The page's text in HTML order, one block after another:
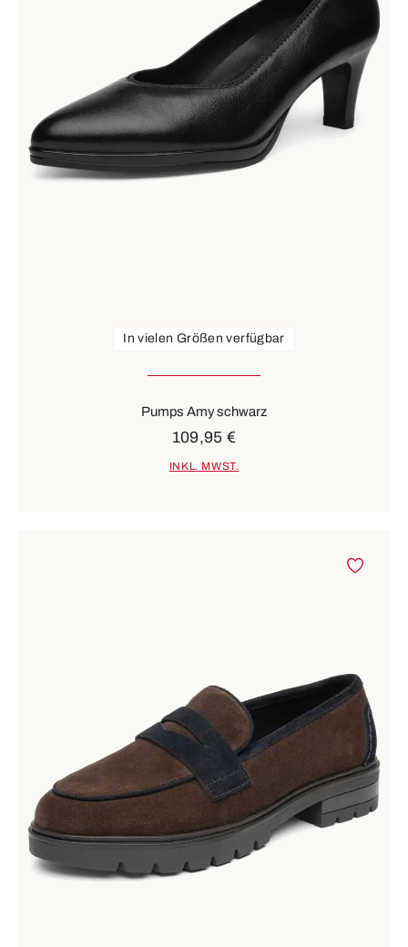
In vielen Größen verfügbar
Pumps Amy schwarz
109,95 €
INKL. MWST.